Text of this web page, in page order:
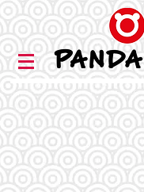
COME
COME
PANDA